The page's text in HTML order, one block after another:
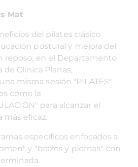
Mat
del pilates clásico
postural y mejora del
reposo, en el Departamento
de Clínica Planas,
misma sesión "PILATES"
como la
para alcanzar el
eficaz.
específicos enfocados a
y "brazos y piernas" con